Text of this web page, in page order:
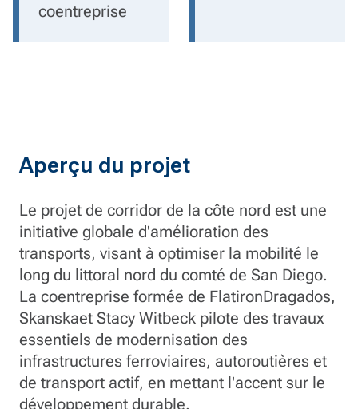
coentreprise
Aperçu du projet
Le projet de corridor de la côte nord est une
initiative globale d'amélioration des
transports, visant à optimiser la mobilité le
long du littoral nord du comté de San Diego.
La coentreprise formée de FlatironDragados,
Skanskaet Stacy Witbeck pilote des travaux
essentiels de modernisation des
infrastructures ferroviaires, autoroutières et
de transport actif, en mettant l'accent sur le
développement durable.